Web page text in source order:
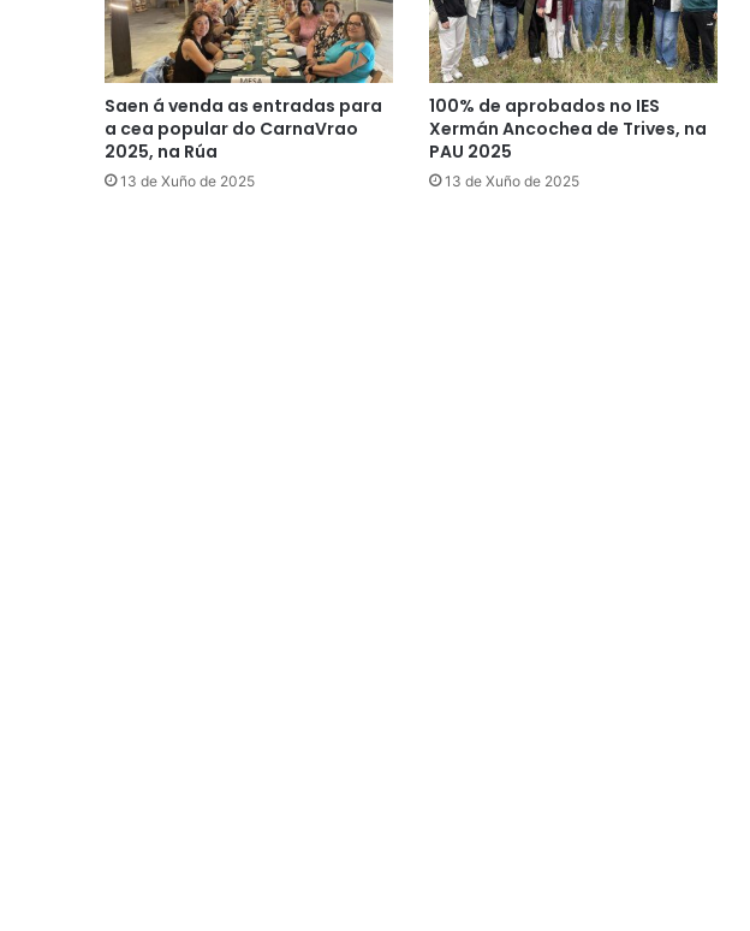
Saen á venda as entradas para
a cea popular do CarnaVrao
2025, na Rúa
13 de Xuño de 2025
100% de aprobados no IES
Xermán Ancochea de Trives, na
PAU 2025
13 de Xuño de 2025